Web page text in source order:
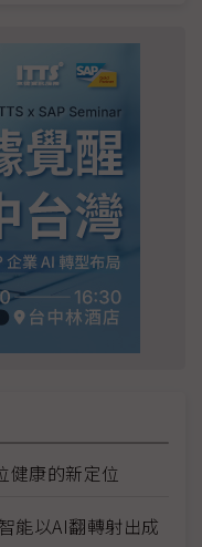
健康的新定位
能以AI翻轉射出成